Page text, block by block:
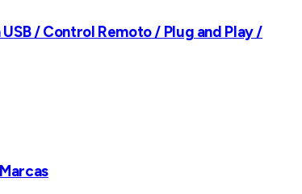
/ Control Remoto / Plug and Play /